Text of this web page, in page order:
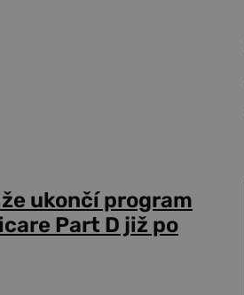
ukončí program
Part D již po